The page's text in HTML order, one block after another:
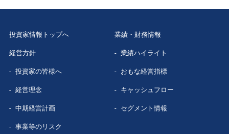
投資家情報トップへ
経営方針
投資家の皆様へ
経営理念
中期経営計画
事業等のリスク
業績・財務情報
業績ハイライト
おもな経営指標
キャッシュフロー
セグメント情報